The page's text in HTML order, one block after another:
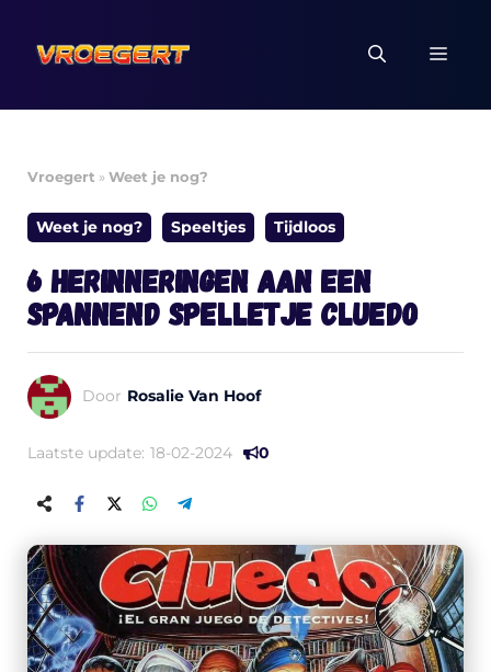
naar
inhoud
Vroegert »Weet je nog?
Weet je nog? Speeltjes Tijdloos
6 herinneringen aan een
spannend spelletje Cluedo
Door Rosalie Van Hoof
Laatste update: 18-02-2024 0